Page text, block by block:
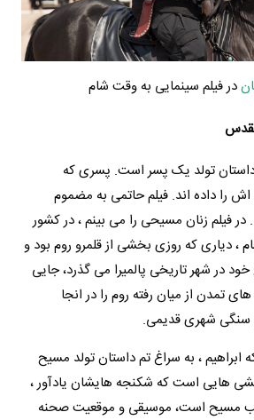
در فیلم سینمایی به وقت شام
داستان تولد یک پسر است. پسری که
را داده اند. فیلم حاتمی به مضموم
فیلم زنان مسیحی را می بینم ، در کشور
، دیاری که روزی بخشی از قلمرو روم بود و
در شهر تاریخی پالمیرا می گذرد، جایی
تمدن از میان رفته روم را در انجا
سنگی شهری قدیمی.
ابراهیم ، به سراغ تم داستان تولد مسیح
هایی است که شکنجه هایشان یادآور ،
مسیح است، موسیقی و موقعیت صحنه